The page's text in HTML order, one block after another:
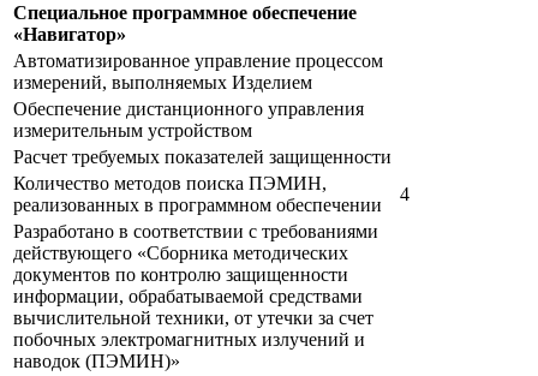
Специальное программное обеспечение
«Навигатор»
Автоматизированное управление процессом
измерений, выполняемых Изделием
Обеспечение дистанционного управления
измерительным устройством
Расчет требуемых показателей защищенности
Количество методов поиска ПЭМИН,
реализованных в программном обеспечении
4
Разработано в соответствии с требованиями
действующего «Сборника методических
документов по контролю защищенности
информации, обрабатываемой средствами
вычислительной техники, от утечки за счет
побочных электромагнитных излучений и
наводок (ПЭМИН)»